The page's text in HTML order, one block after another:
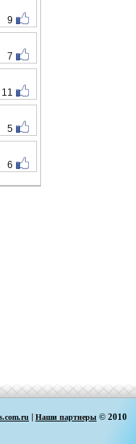
9
7
11
5
6
| Наши партнеры © 2010